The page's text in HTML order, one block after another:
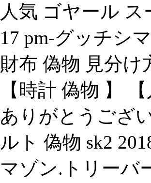
人気 ゴヤール
17 pm-グッチシ
財布 偽物 見分け
【時計 偽物 】
ありがとうござ
ルト 偽物 sk2
マゾン.トリーバ